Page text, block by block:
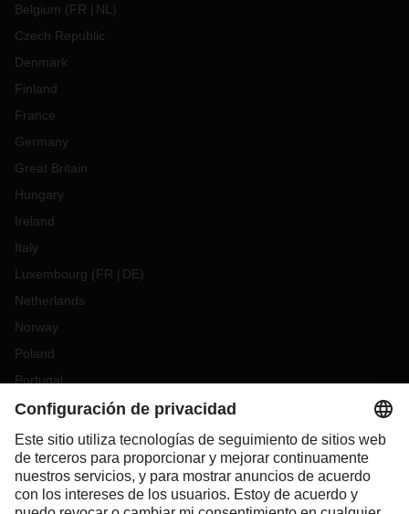
Belgium (FR NL )
Czech Republic
Denmark
Finland
France
Germany
Great Britain
Hungary
Ireland
Italy
Luxembourg (FR DE)
Netherlands
Norway
Poland
Portugal
Romania
Slovakia
Spain
Sweden